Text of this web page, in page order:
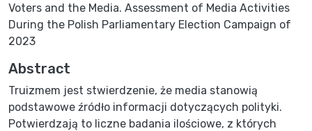
Voters and the Media. Assessment of Media Activities
During the Polish Parliamentary Election Campaign of
2023
Abstract
Truizmem jest stwierdzenie, że media stanowią
podstawowe źródło informacji dotyczących polityki.
Potwierdzają to liczne badania ilościowe, z których